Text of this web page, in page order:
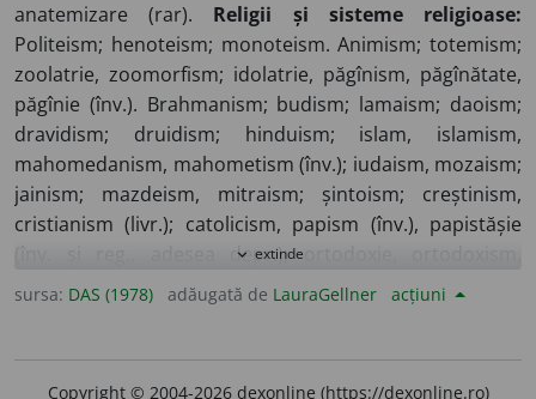
anatemizare (rar). Religii și sisteme religioase:
Politeism; henoteism; monoteism. Animism; totemism;
zoolatrie, zoomorfism; idolatrie, păgînism, păgînătate,
păgînie (înv.). Brahmanism; budism; lamaism; daoism;
dravidism; druidism; hinduism; islam, islamism,
mahomedanism, mahometism (înv.); iudaism, mozaism;
jainism; mazdeism, mitraism; șintoism; creștinism,
cristianism (livr.); catolicism, papism (înv.), papistășie
(înv. și reg., adesea depr.); ortodoxie, ortodoxism,
pravoslavie (înv.), pravoslavnicie (înv.); protestantism;
expand_more extinde
sursa: DAS (1978) adăugată de LauraGellner acțiuni
Copyright © 2004-2026 dexonline (https://dexonline.ro)